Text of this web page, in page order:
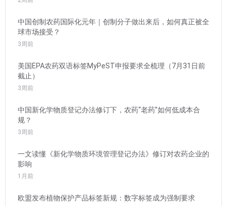
中国创制农药国际化元年｜创制分子做出来后，如何真正被全
球市场接受？
3周前
美国EPA农药双语标签MyPeST申报要求全梳理（7月31日前
截止）
3周前
中国新化学物质登记办法修订下，农药“老药”如何低成本合
规？
3周前
一文读懂《新化学物质环境管理登记办法》修订对农药企业的
影响
1月前
欧盟发布植物保护产品标签新规：数字标签成为强制要求